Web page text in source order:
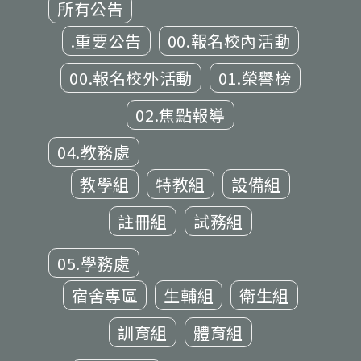
所有公告
.重要公告
00.報名校內活動
00.報名校外活動
01.榮譽榜
02.焦點報導
04.教務處
教學組
特教組
設備組
註冊組
試務組
05.學務處
宿舍專區
生輔組
衛生組
訓育組
體育組